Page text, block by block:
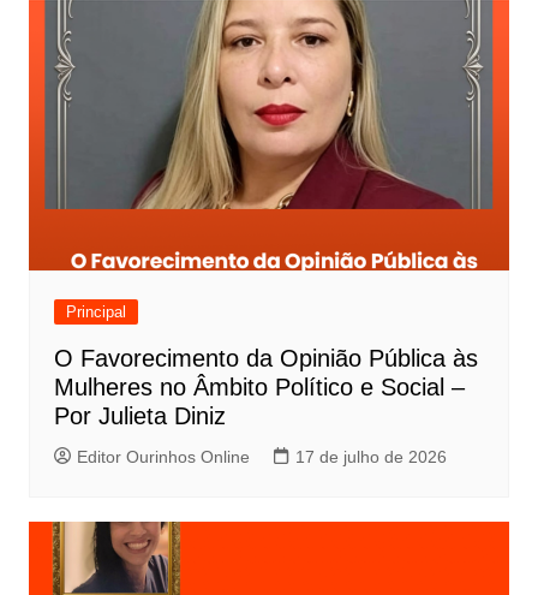
Principal
O Favorecimento da Opinião Pública às
Mulheres no Âmbito Político e Social –
Por Julieta Diniz
Editor Ourinhos Online 17 de julho de 2026